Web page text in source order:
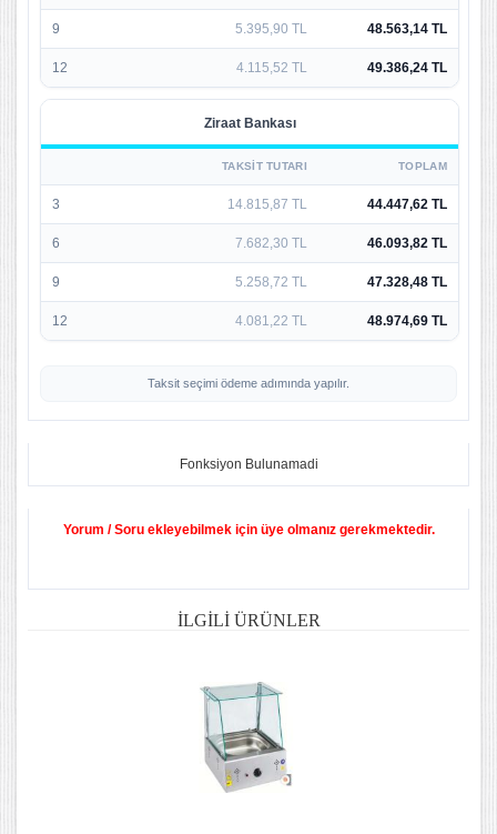
9 5.395,90 TL 48.563,14 TL
12 4.115,52 TL 49.386,24 TL
Ziraat Bankası
TAKSIT TUTARI TOPLAM
3 14.815,87 TL 44.447,62 TL
6 7.682,30 TL 46.093,82 TL
9 5.258,72 TL 47.328,48 TL
12 4.081,22 TL 48.974,69 TL
Taksit seçimi ödeme adımında yapılır.
Fonksiyon Bulunamadi
Yorum / Soru ekleyebilmek için üye olmanız gerekmektedir.
İLGILI ÜRÜNLER